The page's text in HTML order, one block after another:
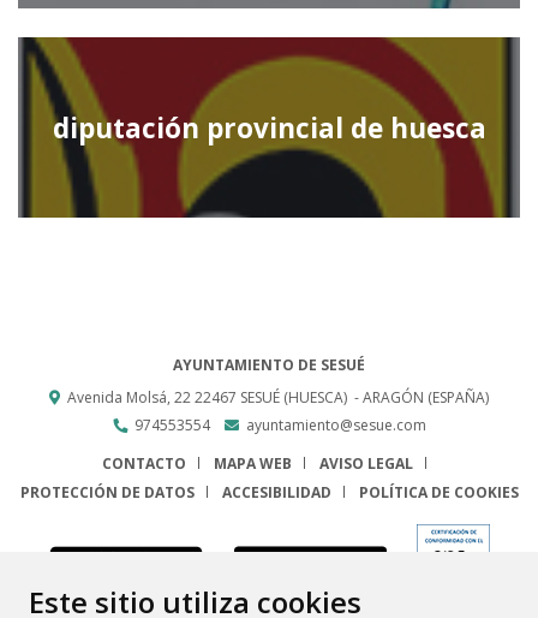
Este sitio utiliza cookies
diputación provincial de huesca
AYUNTAMIENTO DE SESUÉ
Avenida Molsá, 2222467 SESUÉ (HUESCA) - ARAGÓN (ESPAÑA)
974553554
ayuntamiento@sesue.com
CONTACTO
MAPA WEB
AVISO LEGAL
PROTECCIÓN DE DATOS
ACCESIBILIDAD POLÍTICA DE COOKIES